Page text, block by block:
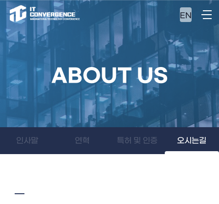
EN
ABOUT US
인사말 연혁 특허 및 인증 오시는길